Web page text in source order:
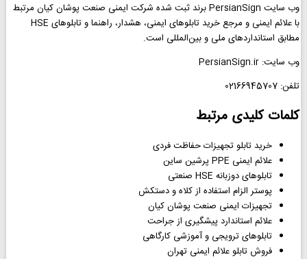
وب سایت PersianSign برند ثبت شده شرکت ایمنی صنعت پوشان کیان مرتبط
با علائم ایمنی و مرجع خرید تابلوهای ایمنی، هشدار، راهنما و تابلوهای HSE
مطابق استانداردهای ملی و بین‌المللی است.
وب سایت: PersianSign.ir
تلفن: 02166945707
کلمات کلیدی مرتبط
خرید تابلو تجهیزات حفاظت فردی
علائم ایمنی PPE پرشین ساین
تابلوهای دوزبانه HSE صنعتی
پوستر الزام استفاده از کلاه و دستکش
تجهیزات ایمنی صنعت پوشان کیان
علائم استاندارد پیشگیری از جراحت
تابلوهای ترویجی و آموزشی کارگاهی
فروش تابلو علائم ایمنی تهران